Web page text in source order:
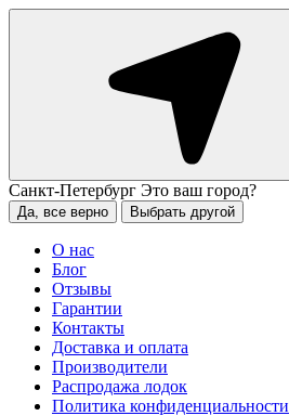
Санкт-Петербург Это ваш город?
Да, все верно Выбрать другой
О нас
Блог
Отзывы
Гарантии
Контакты
Доставка и оплата
Производители
Распродажа лодок
Политика конфиденциальности